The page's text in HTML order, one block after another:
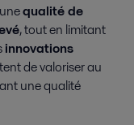
qualité de
, tout en limitant
innovations
de valoriser au
une qualité